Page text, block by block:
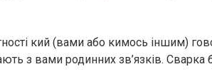
кий (вами або кимось іншим)
з вами родинних зв’язків.